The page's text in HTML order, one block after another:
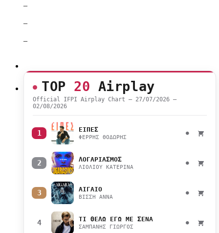
–
–
–
TOP 20 Airplay
Official IFPI Airplay Chart — 27/07/2026 –
02/08/2026
1 ΕΙΠΕΣ
ΦΕΡΡΗΣ ΘΟΔΩΡΗΣ
●
2 ΛΟΓΑΡΙΑΣΜΟΣ
ΛΙΟΛΙΟΥ ΚΑΤΕΡΙΝΑ
●
3 ΑΙΓΑΙΟ
ΒΙΣΣΗ ΑΝΝΑ
●
4 ΤΙ ΘΕΛΩ ΕΓΩ ΜΕ ΣΕΝΑ
ΣΑΜΠΑΝΗΣ ΓΙΩΡΓΟΣ
●